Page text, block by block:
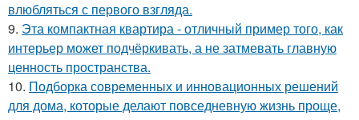
влюбляться с первого взгляда.
9. Эта компактная квартира - отличный пример того, как
интерьер может подчёркивать, а не затмевать главную
ценность пространства.
10. Подборка современных и инновационных решений
для дома, которые делают повседневную жизнь проще,